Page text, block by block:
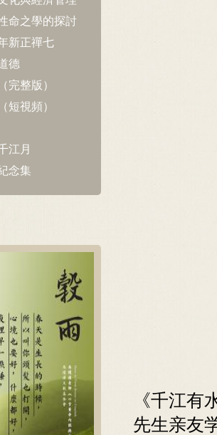
命之學的探討
新正禪七
德
完整版）
短視頻）
江月
念集
《千江有
先生亲友